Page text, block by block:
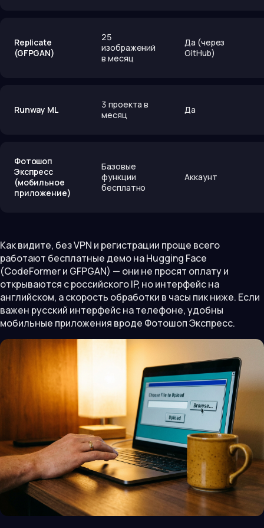
Replicate
(GFPGAN)
25
изображений
в месяц
Да (через
GitHub)
Runway ML
3 проекта в
месяц
Да
Фотошоп
Экспресс
(мобильное
приложение)
Базовые
функции
бесплатно
Аккаунт
Как видите, без VPN и регистрации проще всего
работают бесплатные демо на Hugging Face
(CodeFormer и GFPGAN) — они не просят оплату и
открываются с российского IP, но интерфейс на
английском, а скорость обработки в часы пик ниже. Если
важен русский интерфейс на телефоне, удобны
мобильные приложения вроде Фотошоп Экспресс.